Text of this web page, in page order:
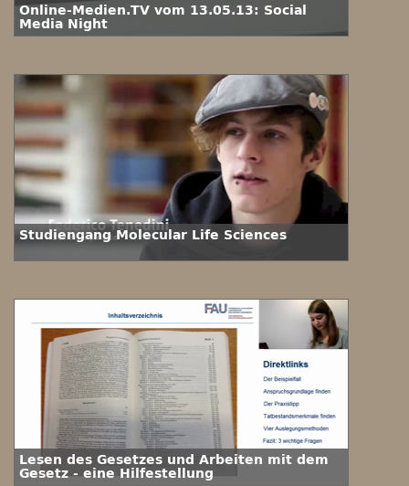
Online-Medien.TV vom 13.05.13: Social
Media Night
Studiengang Molecular Life Sciences
Lesen des Gesetzes und Arbeiten mit dem
Gesetz - eine Hilfestellung